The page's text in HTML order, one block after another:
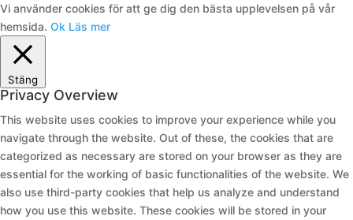
Vi använder cookies för att ge dig den bästa upplevelsen på vår
hemsida. Ok Läs mer
Stäng
Privacy Overview
This website uses cookies to improve your experience while you
navigate through the website. Out of these, the cookies that are
categorized as necessary are stored on your browser as they are
essential for the working of basic functionalities of the website. We
also use third-party cookies that help us analyze and understand
how you use this website. These cookies will be stored in your